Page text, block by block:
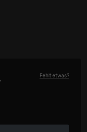
Fehlt etwas?